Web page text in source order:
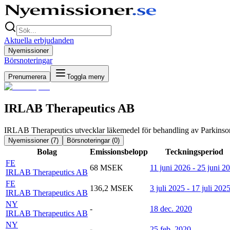
Aktuella erbjudanden
Nyemissioner
Börsnoteringar
Prenumerera Toggla meny
IRLAB Therapeutics AB
IRLAB Therapeutics utvecklar läkemedel för behandling av
Nyemissioner (7) Börsnoteringar (0)
Bolag Emissionsbelopp
Teckningsperiod
FE
IRLAB Therapeutics AB
68 MSEK
11 juni 2026 - 25 juni
FE
IRLAB Therapeutics AB
136,2 MSEK
3 juli 2025 - 17 juli 2025
NY
IRLAB Therapeutics AB
-
18 dec. 2020
NY